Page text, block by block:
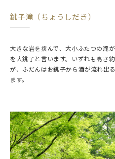
銚子滝（ちょうしだき）
大きな岩を挟んで、大小ふたつの滝
を大銚子と言います。いずれも高さ
が、ふだんはお銚子から酒が流れ出
ます。